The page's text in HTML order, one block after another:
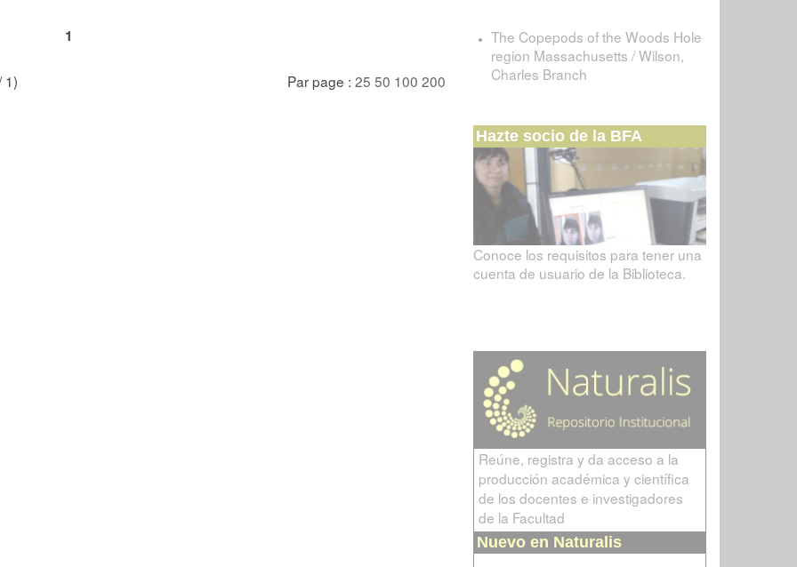
1
1) Par page : 25 50 100 200
The Copepods of the Woods Hole
region Massachusetts / Wilson,
Charles Branch
Hazte socio de la BFA
Conoce los requisitos para tener una
cuenta de usuario de la Biblioteca.
Reúne, registra y da acceso a la
producción académica y científica
de los docentes e investigadores
de la Facultad
Nuevo en Naturalis